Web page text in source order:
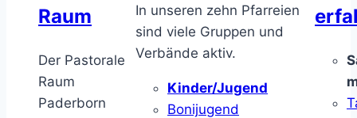
Raum
Der Pastorale
Raum
Paderborn
In unseren zehn Pfarreien
sind viele Gruppen und
Verbände aktiv.
Kinder/Jugend
Bonijugend